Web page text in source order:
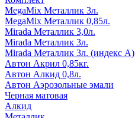
MegaMix Металлик 3л.
MegaMix Металлик 0,85л.
Mirada Металлик 3,0л.
Mirada Металлик 3л.
Mirada Металлик 3л. (индекс А)
Автон Акрил 0,85кг.
Автон Алкид 0,8л.
Автон Аэрозольные эмали
Черная матовая
Алкид